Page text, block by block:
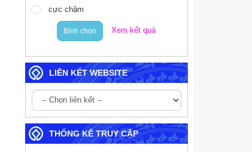
cực chậm
Bình chọn Xem kết quả
LIÊN KẾT WEBSITE
THỐNG KÊ TRUY CẬP